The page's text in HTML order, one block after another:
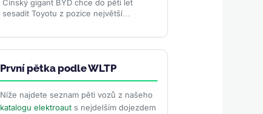
Čínský gigant BYD chce do pěti let
sesadit Toyotu z pozice největší
viceprezidentky Stelly Li k tomu...>>
První pětka podle WLTP
Níže najdete seznam pěti vozů z našeho
katalogu elektroauts nejdelším dojezdem